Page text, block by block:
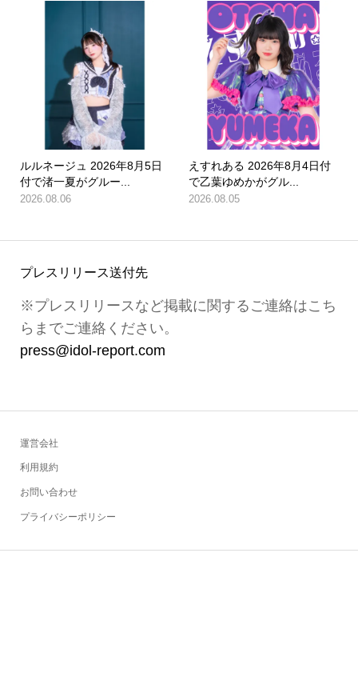
ルルネージュ 2026年8月5日
付で渚一夏がグルー...
2026.08.06
えすれある 2026年8月4日付
で乙葉ゆめかがグル...
2026.08.05
プレスリリース送付先
※プレスリリースなど掲載に関するご連絡はこち
らまでご連絡ください。
press@idol-report.com
運営会社
利用規約
お問い合わせ
プライバシーポリシー